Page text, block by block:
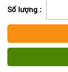
Số lượng :